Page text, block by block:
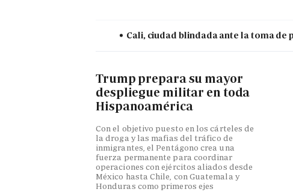
Cali, ciudad blindada ante la toma de
Trump prepara su mayor
despliegue militar en toda
Hispanoamérica
Con el objetivo puesto en los cárteles de
la droga y las mafias del tráfico de
inmigrantes, el Pentágono crea una
fuerza permanente para coordinar
operaciones con ejércitos aliados desde
México hasta Chile, con Guatemala y
Honduras como primeros ejes